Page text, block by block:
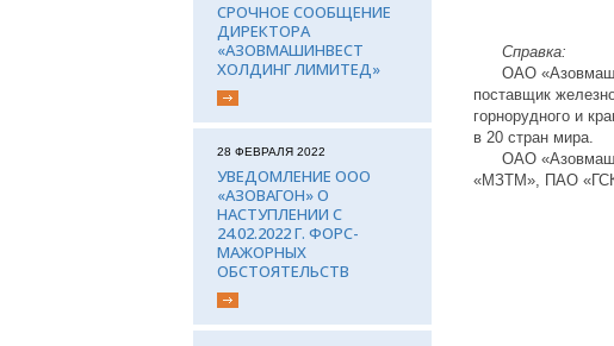
СРОЧНОЕ СООБЩЕНИЕ
ДИРЕКТОРА
«АЗОВМАШИНВЕСТ
ХОЛДИНГ ЛИМИТЕД»
28 ФЕВРАЛЯ 2022
УВЕДОМЛЕНИЕ ООО
«АЗОВАГОН» О
НАСТУПЛЕНИИ С
24.02.2022 Г. ФОРС-
МАЖОРНЫХ
ОБСТОЯТЕЛЬСТВ
Справка:
ОАО «Азовмаш»
поставщик
горнорудного и
в 20 стран мира.
ОАО «Азовмаш»
«МЗТМ», ПАО